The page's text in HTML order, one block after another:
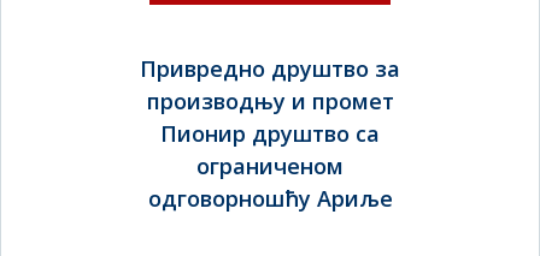
Привредно друштво за
производњу и промет
Пионир друштво са
ограниченом
одговорношћу Ариље